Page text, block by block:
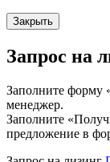
Закрыть
Запрос на
Заполните форму
менеджер.
Заполните
предложение в